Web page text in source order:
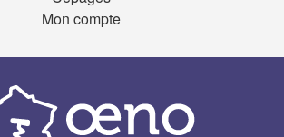
Mon compte